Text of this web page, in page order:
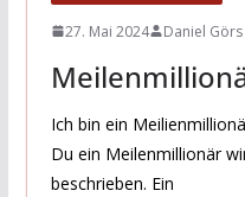
27. Mai 2024 Daniel Görs
Ich bin ein
Du ein Meilenmillionär
beschrieben. Ein